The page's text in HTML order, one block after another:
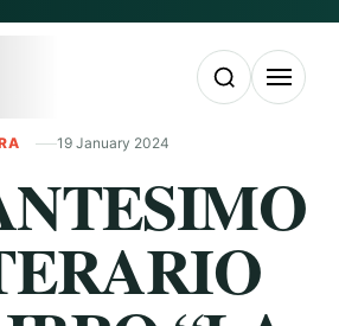
Apri la ricerca
Apri il
19 January 2024